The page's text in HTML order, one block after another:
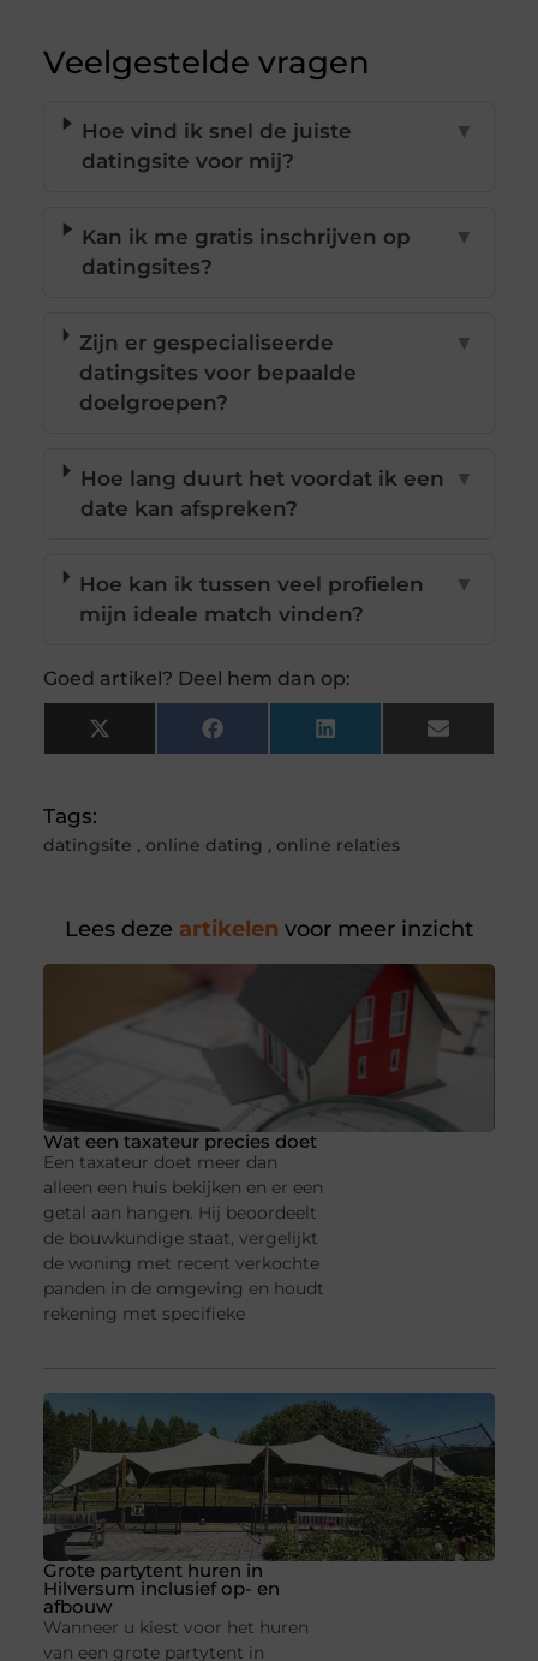
Veelgestelde vragen
Hoe vind ik snel de juiste
datingsite voor mij?
▼
Kan ik me gratis inschrijven op
datingsites?
▼
Zijn er gespecialiseerde
datingsites voor bepaalde
doelgroepen?
▼
Hoe lang duurt het voordat ik een
date kan afspreken?
▼
Hoe kan ik tussen veel profielen
mijn ideale match vinden?
▼
Goed artikel? Deel hem dan op:
X
(Twitter)
Facebook LinkedIn Email
Tags:
datingsite , online dating , online relaties
Lees deze artikelen voor meer inzicht
Wat een taxateur precies doet
Een taxateur doet meer dan
alleen een huis bekijken en er een
getal aan hangen. Hij beoordeelt
de bouwkundige staat, vergelijkt
de woning met recent verkochte
panden in de omgeving en houdt
rekening met specifieke
Grote partytent huren in
Hilversum inclusief op- en
afbouw
Wanneer u kiest voor het huren
van een grote partytent in